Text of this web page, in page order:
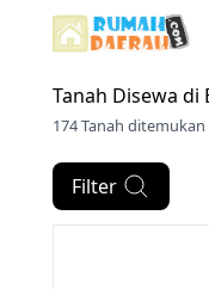
Tanah Disewa di
174 Tanah
Filter